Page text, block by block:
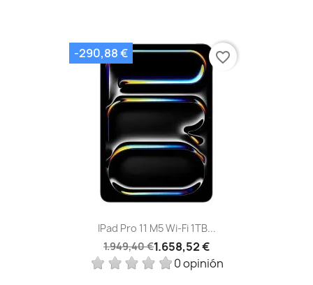
IPad Pro 11 M5 Wi‑Fi 1TB...
1.949,40 €1.658,52 €
0 opinión
-290,88 € favorite_border